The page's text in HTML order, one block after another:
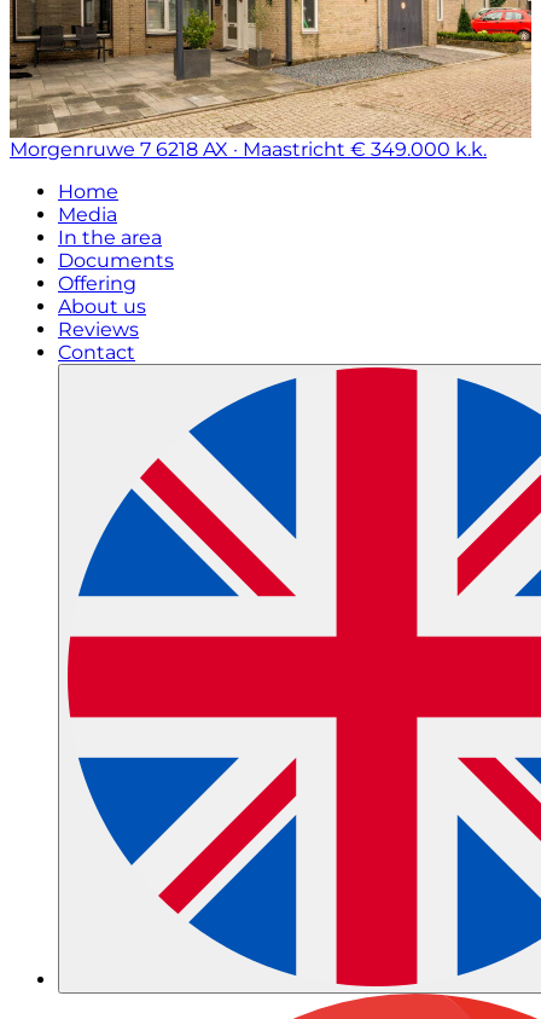
Morgenruwe 7 6218 AX · Maastricht € 349.000 k.k.
Home
Media
In the area
Documents
Offering
About us
Reviews
Contact